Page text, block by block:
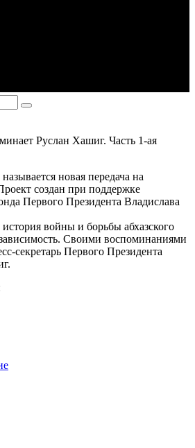
Руслан Хашиг. Часть 1-ая
новая передача на
создан при поддержке
Первого Президента Владислава
войны и борьбы абхазского
Своими воспоминаниями
секретарь Первого Президента